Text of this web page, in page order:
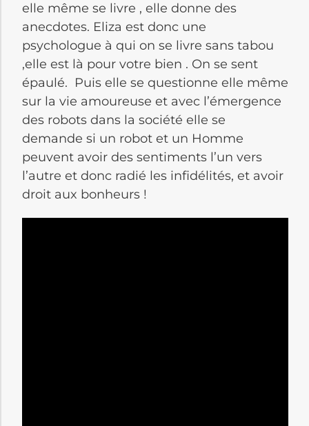
elle même se livre , elle donne des
anecdotes. Eliza est donc une
psychologue à qui on se livre sans tabou
,elle est là pour votre bien . On se sent
épaulé. Puis elle se questionne elle même
sur la vie amoureuse et avec l’émergence
des robots dans la société elle se
demande si un robot et un Homme
peuvent avoir des sentiments l’un vers
l’autre et donc radié les infidélités, et avoir
droit aux bonheurs !